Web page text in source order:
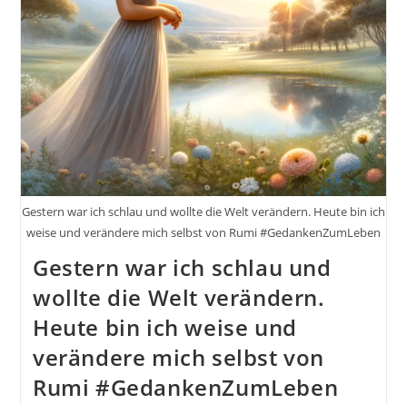
Gestern war ich schlau und wollte die Welt verändern. Heute bin ich
weise und verändere mich selbst von Rumi #GedankenZumLeben
Gestern war ich schlau und
wollte die Welt verändern.
Heute bin ich weise und
verändere mich selbst von
Rumi #GedankenZumLeben